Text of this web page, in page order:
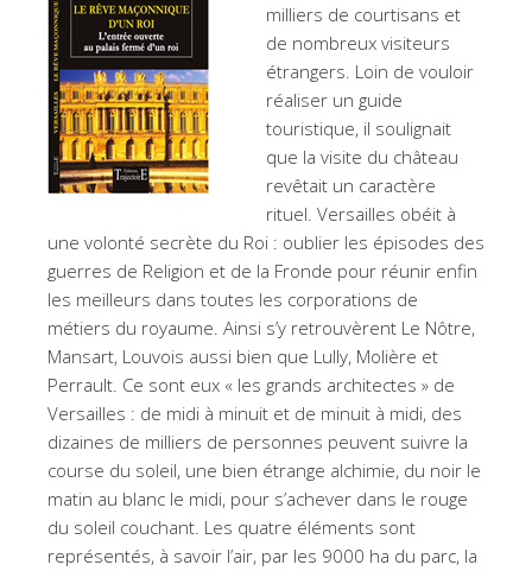
milliers de courtisans et
de nombreux visiteurs
étrangers. Loin de vouloir
réaliser un guide
touristique, il soulignait
que la visite du château
revêtait un caractère
rituel. Versailles obéit à
une volonté secrète du Roi : oublier les épisodes des
guerres de Religion et de la Fronde pour réunir enfin
les meilleurs dans toutes les corporations de
métiers du royaume. Ainsi s’y retrouvèrent Le Nôtre,
Mansart, Louvois aussi bien que Lully, Molière et
Perrault. Ce sont eux « les grands architectes » de
Versailles : de midi à minuit et de minuit à midi, des
dizaines de milliers de personnes peuvent suivre la
course du soleil, une bien étrange alchimie, du noir le
matin au blanc le midi, pour s’achever dans le rouge
du soleil couchant. Les quatre éléments sont
représentés, à savoir l’air, par les 9000 ha du parc, la